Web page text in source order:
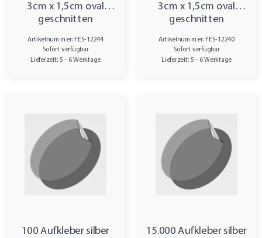
3cm x 1,5cm oval
geschnitten
Artikelnummer: FES-12244
Sofort verfügbar
Lieferzeit: 5 - 6 Werktage
3cm x 1,5cm oval
geschnitten
Artikelnummer: FES-12240
Sofort verfügbar
Lieferzeit: 5 - 6 Werktage
100 Aufkleber silber 15.000 Aufkleber silber